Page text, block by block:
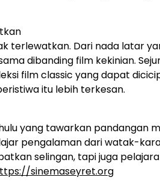
terlewatkan. Dari nada latar
dibanding film kekinian.
film classic yang dapat
itu lebih terkesan.
yang tawarkan pandangan
pengalaman dari watak-
selingan, tapi juga
sinemaseyret.org